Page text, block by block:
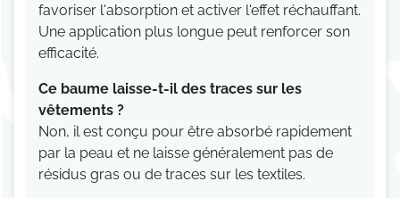
favoriser l'absorption et activer l'effet réchauffant.
Une application plus longue peut renforcer son
efficacité.
Ce baume laisse-t-il des traces sur les
vêtements ?
Non, il est conçu pour être absorbé rapidement
par la peau et ne laisse généralement pas de
résidus gras ou de traces sur les textiles.
Je consens également à recevoir les offres
promotionnelles.
Consultez notre politique de
confidentialité.